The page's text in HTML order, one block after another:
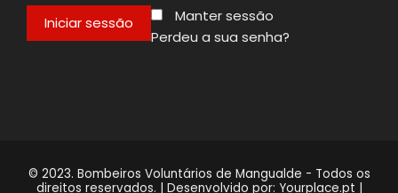
Manter sessão
Perdeu a sua senha?
© 2023. Bombeiros Voluntários de Mangualde - Todos os
direitos reservados. | Desenvolvido por: Yourplace.pt